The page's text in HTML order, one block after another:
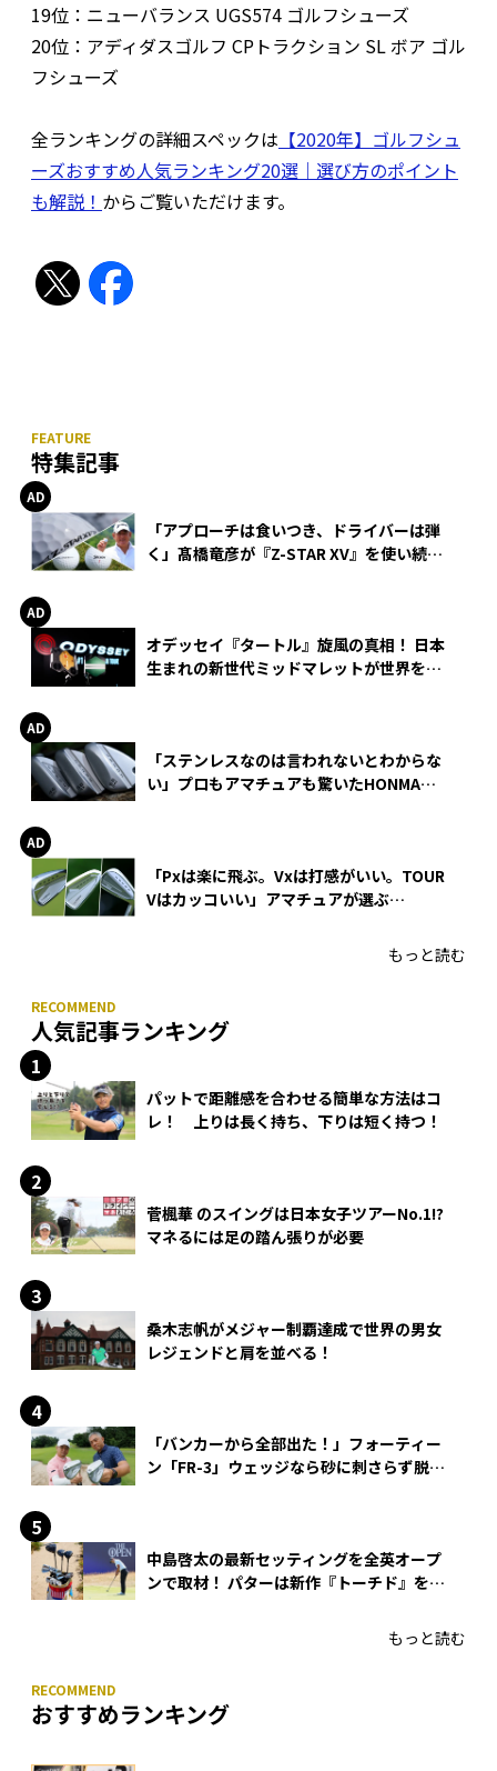
19位：ニューバランス UGS574 ゴルフシューズ
20位：アディダスゴルフ CPトラクション SL ボア ゴル
フシューズ
全ランキングの詳細スペックは 【2020年】ゴルフシュ
ーズおすすめ人気ランキング20選｜選び方のポイント
も解説！ からご覧いただけます。
特集記事
「アプローチは食いつき、ドライバーは弾
く」髙橋竜彦が『Z-STAR XV』を使い続け
オデッセイ『タートル』旋風の真相！ 日本
生まれの新世代ミッドマレットが世界を席
「ステンレスなのは言われないとわからな
い」プロもアマチュアも驚いたHONMA
「Pxは楽に飛ぶ。Vxは打感がいい。TOUR
Vはカッコいい」アマチュアが選ぶ
もっと読む
人気記事ランキング
パットで距離感を合わせる簡単な方法はコ
レ！ 上りは長く持ち、下りは短く持つ！
菅楓華 のスイングは日本女子ツアーNo.1!?
マネるには足の踏ん張りが必要
桑木志帆がメジャー制覇達成で世界の男女
レジェンドと肩を並べる！
「バンカーから全部出た！」フォーティー
ン「FR-3」ウェッジなら砂に刺さらず脱出
中島啓太の最新セッティングを全英オープ
ンで取材！ パターは新作『トーチド』を投
もっと読む
おすすめランキング